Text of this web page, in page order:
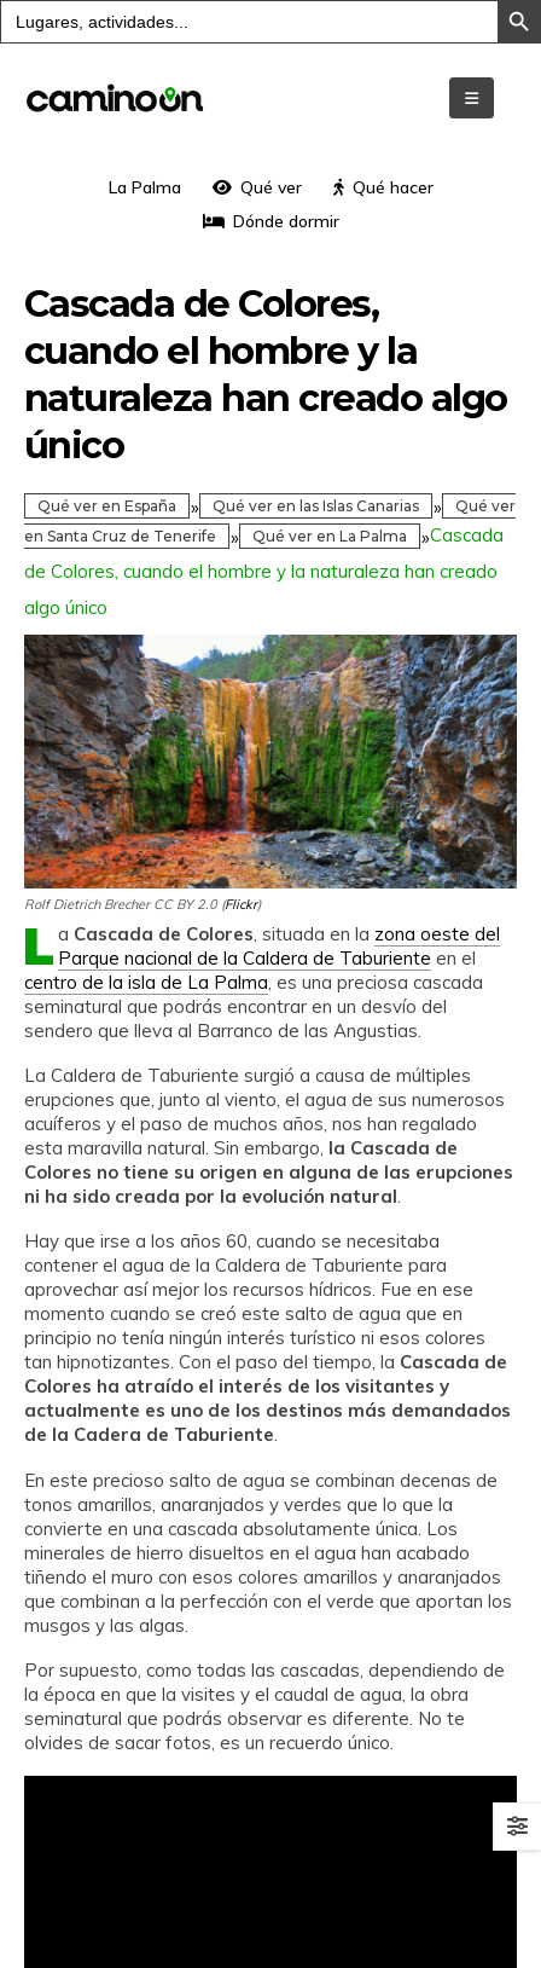
Buscar:
La Palma Qué ver
Qué hacer
Dónde dormir
Cascada de Colores,
cuando el hombre y la
naturaleza han creado algo
único
Qué ver en España » Qué ver en las Islas Canarias »
Qué ver
en Santa Cruz de Tenerife
» Qué ver en La Palma »Cascada
de Colores, cuando el hombre y la naturaleza han creado
algo único
Rolf Dietrich Brecher CC BY 2.0 (Flickr)
L a Cascada de Colores , situada en la zona oeste del
Parque nacional de la Caldera de Taburiente en el
centro de la isla de La Palma , es una preciosa cascada
seminatural que podrás encontrar en un desvío del
sendero que lleva al Barranco de las Angustias.
La Caldera de Taburiente surgió a causa de múltiples
erupciones que, junto al viento, el agua de sus numerosos
acuíferos y el paso de muchos años, nos han regalado
esta maravilla natural. Sin embargo, la Cascada de
Colores no tiene su origen en alguna de las erupciones
ni ha sido creada por la evolución natural.
Hay que irse a los años 60, cuando se necesitaba
contener el agua de la Caldera de Taburiente para
aprovechar así mejor los recursos hídricos. Fue en ese
momento cuando se creó este salto de agua que en
principio no tenía ningún interés turístico ni esos colores
tan hipnotizantes. Con el paso del tiempo, la Cascada de
Colores ha atraído el interés de los visitantes y
actualmente es uno de los destinos más demandados
de la Cadera de Taburiente.
En este precioso salto de agua se combinan decenas de
tonos amarillos, anaranjados y verdes que lo que la
convierte en una cascada absolutamente única. Los
minerales de hierro disueltos en el agua han acabado
tiñendo el muro con esos colores amarillos y anaranjados
que combinan a la perfección con el verde que aportan los
musgos y las algas.
Por supuesto, como todas las cascadas, dependiendo de
la época en que la visites y el caudal de agua, la obra
seminatural que podrás observar es diferente. No te
olvides de sacar fotos, es un recuerdo único.